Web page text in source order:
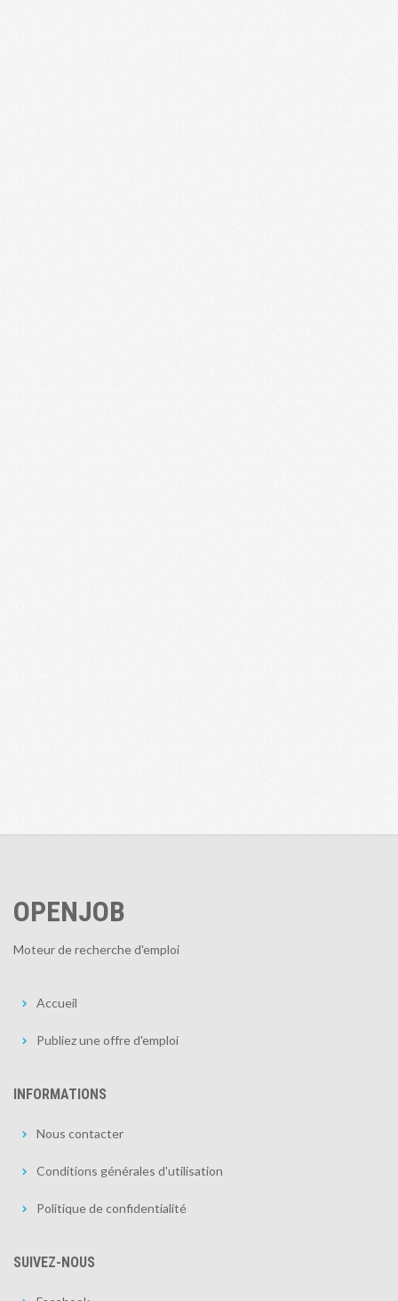
OPENJOB
Moteur de recherche d'emploi
Accueil
Publiez une offre d'emploi
INFORMATIONS
Nous contacter
Conditions générales d'utilisation
Politique de confidentialité
SUIVEZ-NOUS